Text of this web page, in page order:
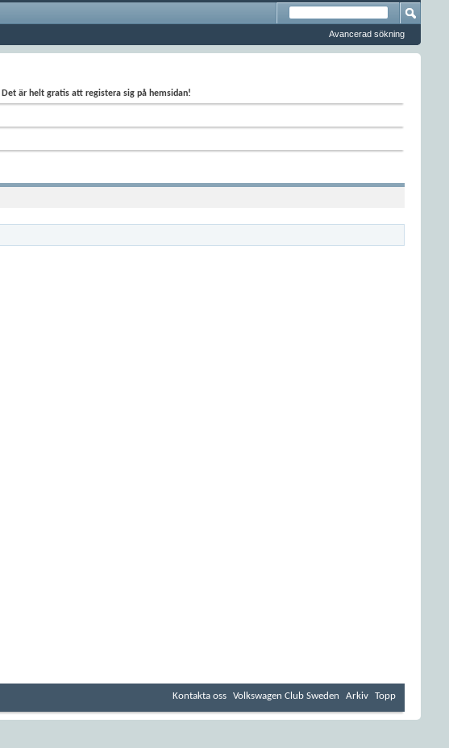
Avancerad sökning
Det är helt gratis att registera sig på hemsidan!
Kontakta oss Volkswagen Club Sweden Arkiv Topp